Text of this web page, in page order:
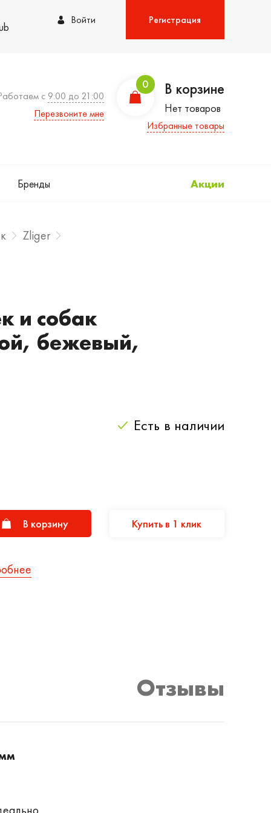
Войти Регистрация
с 9:00 до 21:00
Перезвоните мне
0 В корзине
Нет товаров
Избранные товары
Бренды Акции
Zliger
и собак
бежевый,
Есть в наличии
В корзину Купить в 1 клик
Отзывы